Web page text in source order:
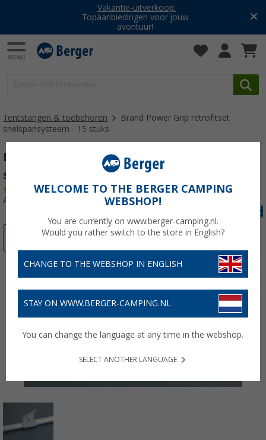
Vakantie-uitverkoop:
Topaanbiedingen voor jouw
avontuur!
Tentstangen & toebehoren
Brand Power Grip retrofitset
snelspansysteem - 15 stuks
Brand Power Grip retrofitset
snelspansysteem 32mm - 15 stuks
(6)
Artikelnr: 699186
WELCOME TO THE BERGER CAMPING
WEBSHOP!
You are currently on www.berger-camping.nl.
Would you rather switch to the store in English?
CHANGE TO THE WEBSHOP IN ENGLISH
STAY ON WWW.BERGER-CAMPING.NL
You can change the language at any time in the webshop.
SELECT ANOTHER LANGUAGE